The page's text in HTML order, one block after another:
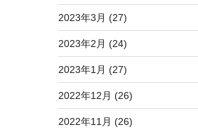
2023年3月 (27)
2023年2月 (24)
2023年1月 (27)
2022年12月 (26)
2022年11月 (26)